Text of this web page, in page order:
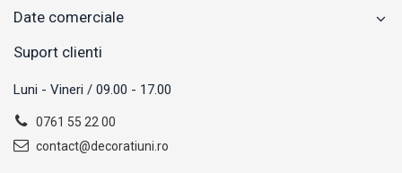
Date comerciale
Suport clienti
Luni - Vineri / 09.00 - 17.00
0761 55 22 00
contact@decoratiuni.ro